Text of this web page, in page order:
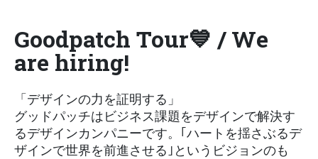
Goodpatch Tour💙 / We
are hiring!
「デザインの力を証明する」
グッドパッチはビジネス課題をデザインで解決す
るデザインカンパニーです。｢ハートを揺さぶるデ
ザインで世界を前進させる｣というビジョンのも